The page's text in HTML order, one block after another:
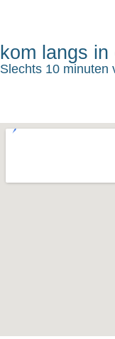
kom langs
Slechts 10 minuten